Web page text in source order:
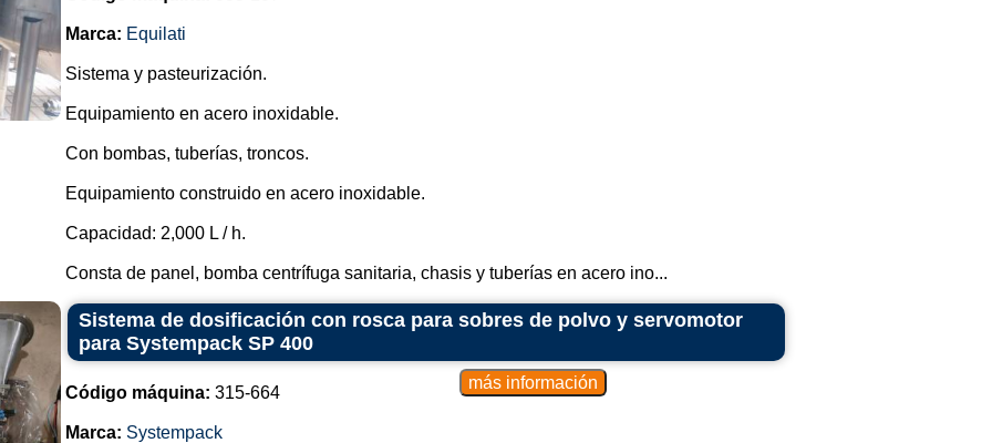
Marca: Equilati
Sistema y pasteurización.
Equipamiento en acero inoxidable.
Con bombas, tuberías, troncos.
Equipamiento construido en acero inoxidable.
Capacidad: 2,000 L / h.
Consta de panel, bomba centrífuga sanitaria, chasis y tuberías en acero ino...
Sistema de dosificación con rosca para sobres de polvo y servomotor
para Systempack SP 400
Código máquina: 315-664
Marca: Systempack